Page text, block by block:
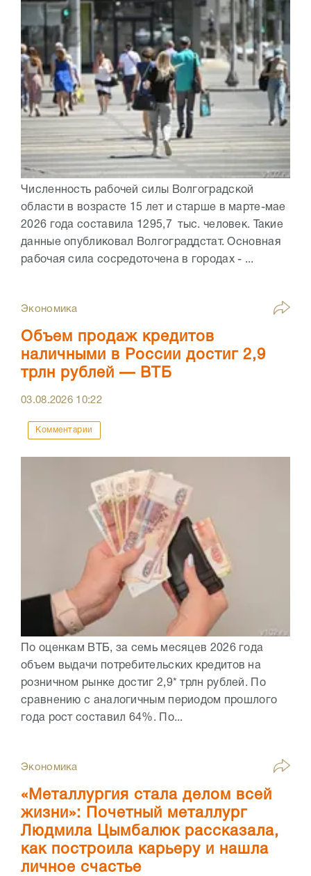
Численность рабочей силы Волгоградской
области в возрасте 15 лет и старше в марте-мае
2026 года составила 1295,7 тыс. человек. Такие
данные опубликовал Волгограддстат. Основная
рабочая сила сосредоточена в городах - ...
Экономика
Объем продаж кредитов
наличными в России достиг 2,9
трлн рублей — ВТБ
03.08.2026 10:22
Комментарии
По оценкам ВТБ, за семь месяцев 2026 года
объем выдачи потребительских кредитов на
розничном рынке достиг 2,9* трлн рублей. По
сравнению с аналогичным периодом прошлого
года рост составил 64%. По...
Экономика
«Металлургия стала делом всей
жизни»: Почетный металлург
Людмила Цымбалюк рассказала,
как построила карьеру и нашла
личное счастье